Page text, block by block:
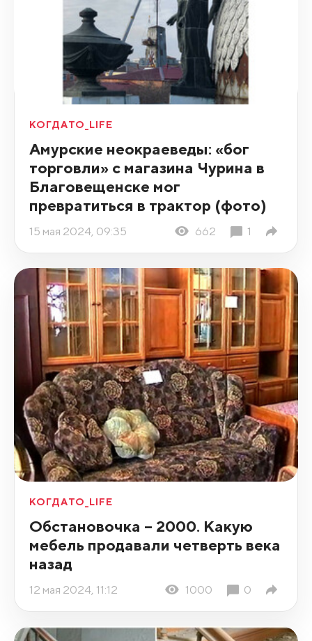
КОГДАТО_LIFE
Амурские неокраеведы: «бог
торговли» с магазина Чурина в
Благовещенске мог
превратиться в трактор (фото)
15 мая 2024, 09:35 662 1
КОГДАТО_LIFE
Обстановочка – 2000. Какую
мебель продавали четверть века
назад
12 мая 2024, 11:12 1000 0